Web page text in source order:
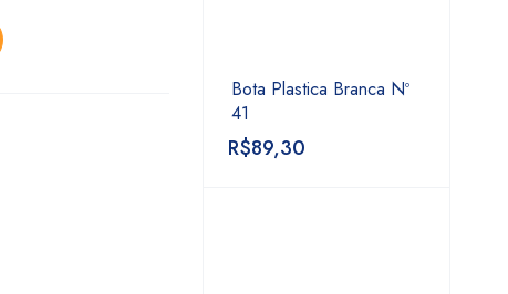
Bota Plastica Branca Nº
41
R$89,30